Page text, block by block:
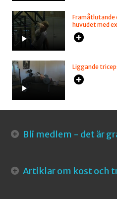
Framåtlutande
huvudet med
Liggande
Bli medlem - det är
Artiklar om kost och